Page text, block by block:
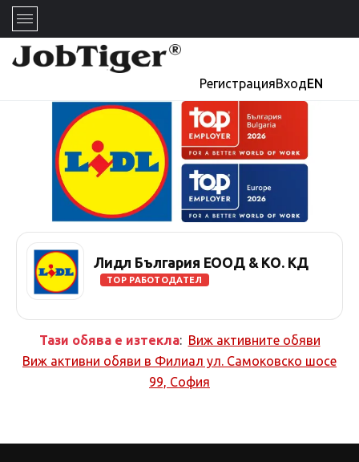
РегистрацияВходEN
Лидл България ЕООД & КО. КД
TOP РАБОТОДАТЕЛ
Тази обява е изтекла: Виж активните обяви
Виж активни обяви в Филиал ул. Самоковско шосе
99, София